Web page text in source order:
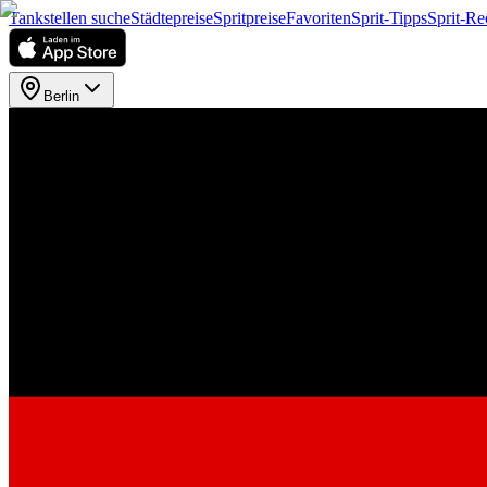
Tankstellen sucheStädtepreiseSpritpreiseFavoritenSprit-TippsSprit-
Berlin